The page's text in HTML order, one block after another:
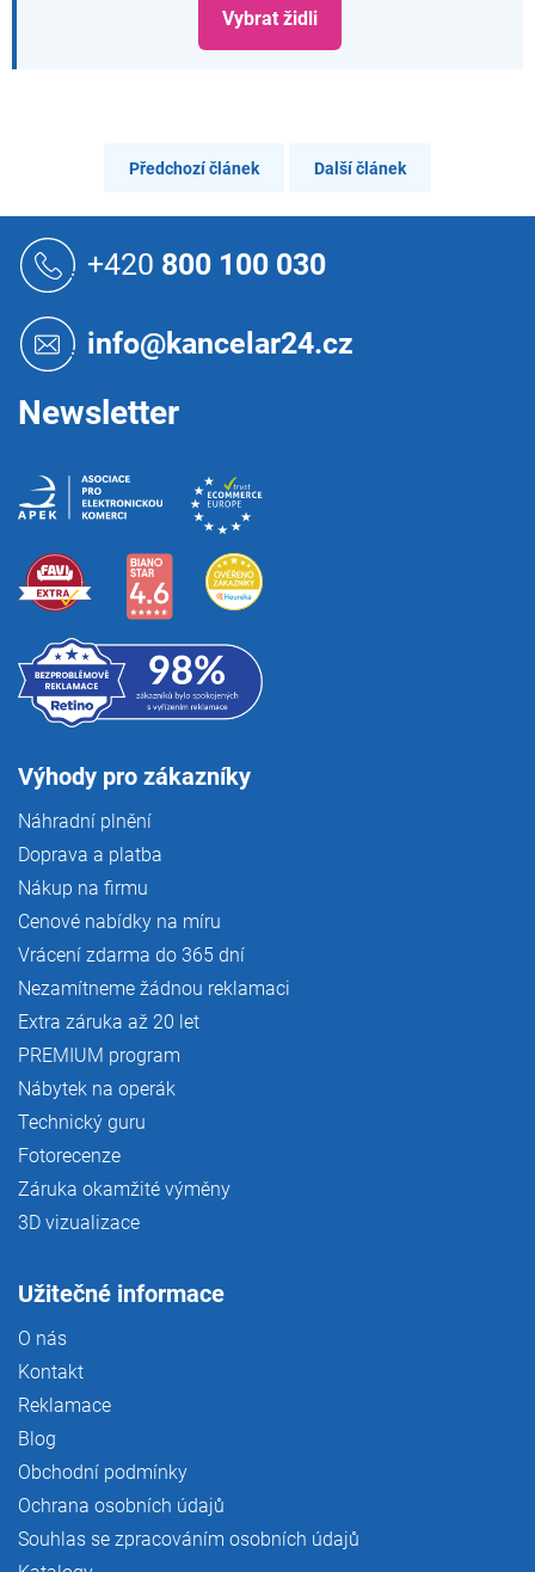
Vybrat židli
Předchozí článek Další článek
+420 800 100 030
info@kancelar24.cz
Newsletter
Výhody pro zákazníky
Náhradní plnění
Doprava a platba
Nákup na firmu
Cenové nabídky na míru
Vrácení zdarma do 365 dní
Nezamítneme žádnou reklamaci
Extra záruka až 20 let
PREMIUM program
Nábytek na operák
Technický guru
Fotorecenze
Záruka okamžité výměny
3D vizualizace
Užitečné informace
O nás
Kontakt
Reklamace
Blog
Obchodní podmínky
Ochrana osobních údajů
Souhlas se zpracováním osobních údajů